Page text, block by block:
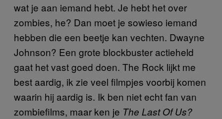
wat je aan iemand hebt. Je hebt het over
zombies, he? Dan moet je sowieso iemand
hebben die een beetje kan vechten. Dwayne
Johnson? Een grote blockbuster actieheld
gaat het vast goed doen. The Rock lijkt me
best aardig, ik zie veel filmpjes voorbij komen
waarin hij aardig is. Ik ben niet echt fan van
zombiefilms, maar ken je The Last Of Us?